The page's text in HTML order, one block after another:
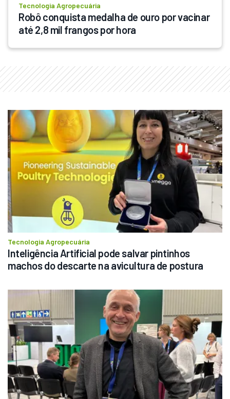
Tecnologia Agropecuária
Robô conquista medalha de ouro por vacinar
até 2,8 mil frangos por hora
Tecnologia Agropecuária
Inteligência Artificial pode salvar pintinhos
machos do descarte na avicultura de postura